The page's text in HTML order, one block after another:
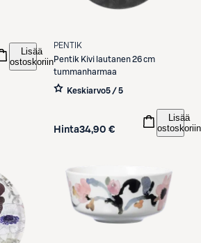
Lisää
ostoskoriin
PENTIK
Pentik Kivi lautanen 26 cm
tummanharmaa
Keskiarvo5 / 5
Hinta34,90 €
Lisää
ostoskoriin